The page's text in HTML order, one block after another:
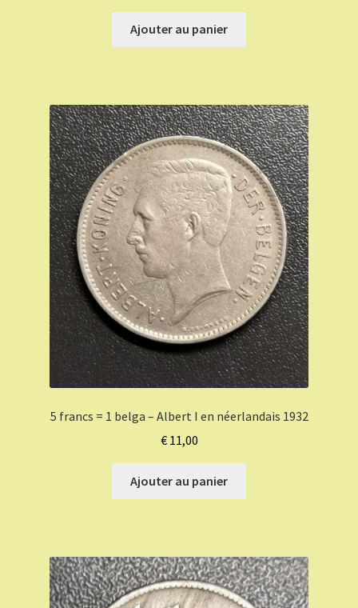
Ajouter au panier
5 francs = 1 belga – Albert I en néerlandais 1932
€11,00
Ajouter au panier